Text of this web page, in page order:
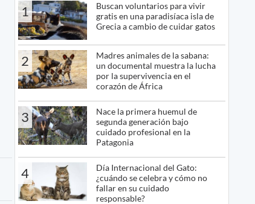
1
Buscan voluntarios para vivir
gratis en una paradisíaca isla de
Grecia a cambio de cuidar gatos
2
Madres animales de la sabana:
un documental muestra la lucha
por la supervivencia en el
corazón de África
3
Nace la primera huemul de
segunda generación bajo
cuidado profesional en la
Patagonia
4
Día Internacional del Gato:
¿cuándo se celebra y cómo no
fallar en su cuidado
responsable?